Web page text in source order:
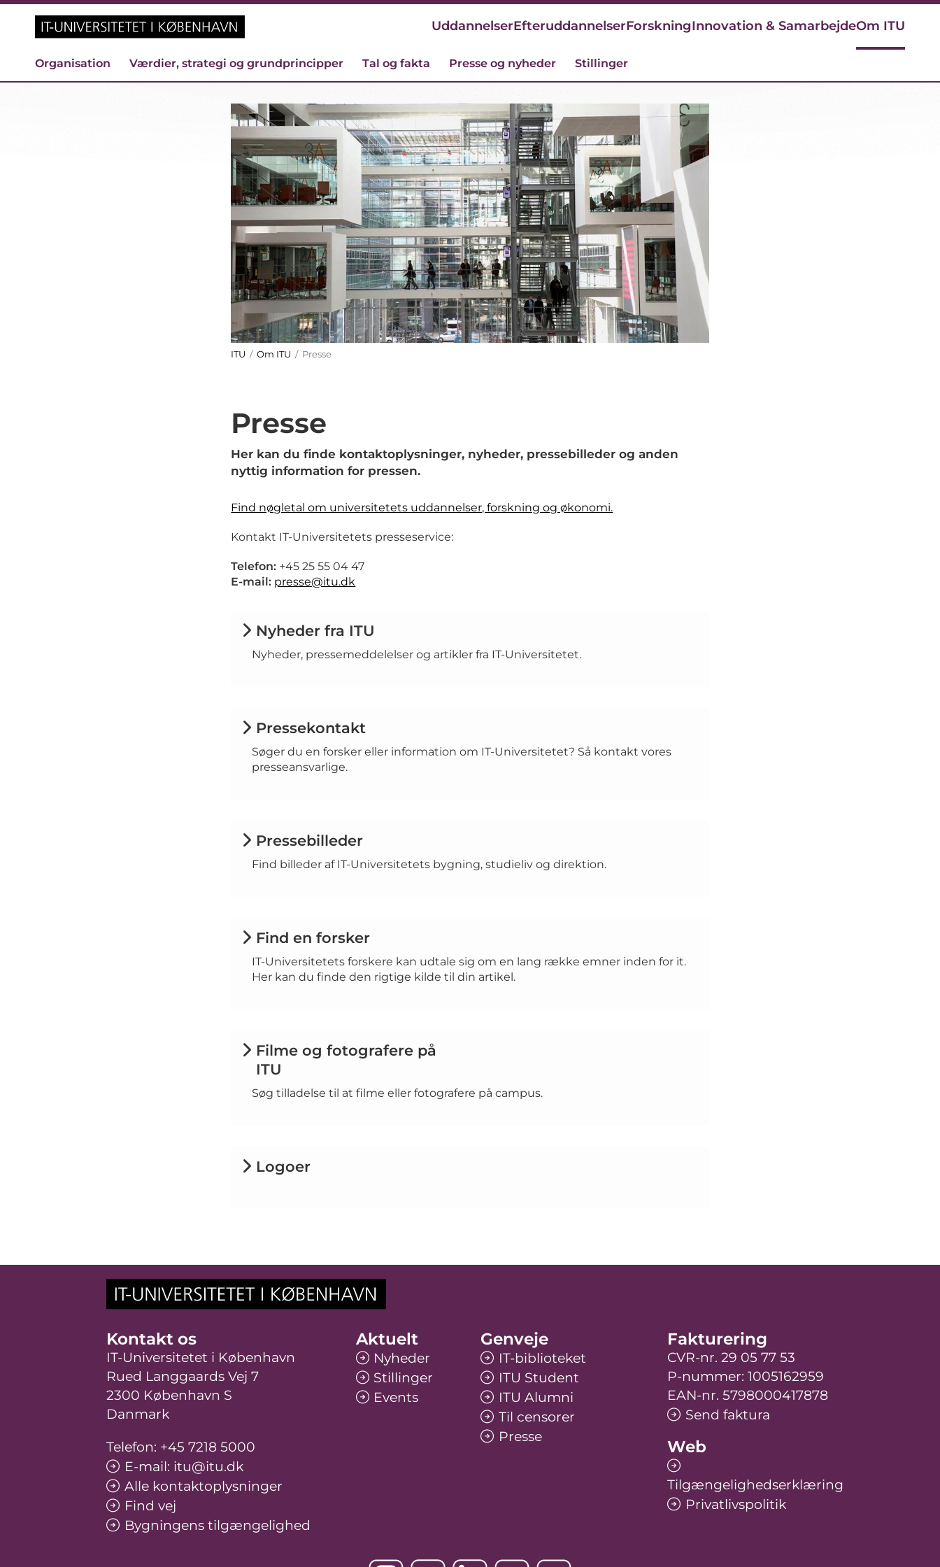
UddannelserEfteruddannelserForskningInnovation & SamarbejdeOm ITU
Organisation Værdier, strategi og grundprincipper Tal og fakta Presse og nyheder Stillinger
ITU /Om ITU / Presse
Presse
Her kan du finde kontaktoplysninger, nyheder, pressebilleder og anden
nyttig information for pressen.
Find nøgletal om universitetets uddannelser, forskning og økonomi.
Kontakt IT-Universitetets presseservice:
Telefon: +45 25 55 04 47
E-mail: presse@itu.dk
Nyheder fra ITU
Nyheder, pressemeddelelser og artikler fra IT-Universitetet.
Pressekontakt
Søger du en forsker eller information om IT-Universitetet? Så kontakt vores
presseansvarlige.
Pressebilleder
Find billeder af IT-Universitetets bygning, studieliv og direktion.
Find en forsker
IT-Universitetets forskere kan udtale sig om en lang række emner inden for it.
Her kan du finde den rigtige kilde til din artikel.
Filme og fotografere på
ITU
Søg tilladelse til at filme eller fotografere på campus.
Logoer
Kontakt os
IT-Universitetet i København
Rued Langgaards Vej 7
2300 København S
Danmark
Telefon: +45 7218 5000
E-mail: itu@itu.dk
Alle kontaktoplysninger
Find vej
Bygningens tilgængelighed
Aktuelt
Nyheder
Stillinger
Events
Genveje
IT-biblioteket
ITU Student
ITU Alumni
Til censorer
Presse
Fakturering
CVR-nr. 29 05 77 53
P-nummer: 1005162959
EAN-nr. 5798000417878
Send faktura
Web
Tilgængelighedserklæring
Privatlivspolitik